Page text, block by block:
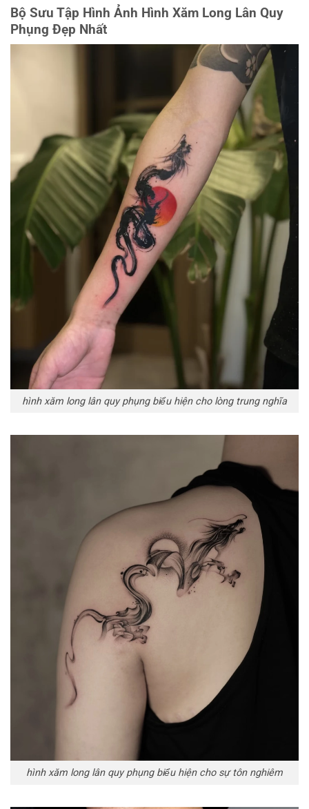
Bộ Sưu Tập Hình Ảnh Hình Xăm Long Lân Quy
Phụng Đẹp Nhất
hình xăm long lân quy phụng biểu hiện cho lòng trung nghĩa
hình xăm long lân quy phụng biểu hiện cho sự tôn nghiêm